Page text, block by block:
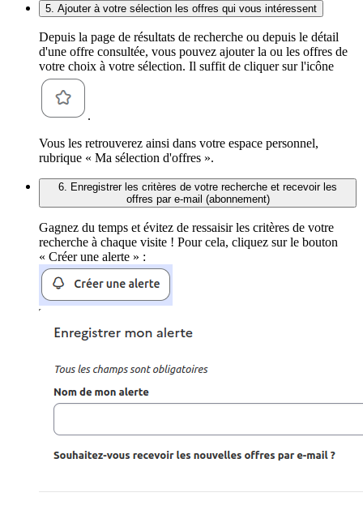
5. Ajouter à votre sélection les offres qui vous intéressent
Depuis la page de résultats de recherche ou depuis le détail
d'une offre consultée, vous pouvez ajouter la ou les offres de
votre choix à votre sélection. Il suffit de cliquer sur l'icône
.
Vous les retrouverez ainsi dans votre espace personnel,
rubrique « Ma sélection d'offres ».
6. Enregistrer les critères de votre recherche et recevoir les
offres par e-mail (abonnement)
Gagnez du temps et évitez de ressaisir les critères de votre
recherche à chaque visite ! Pour cela, cliquez sur le bouton
« Créer une alerte » :